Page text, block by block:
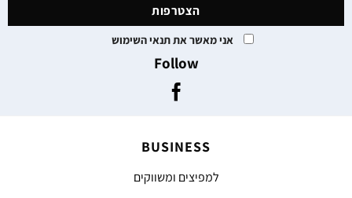
אני מאשר את תנאי השימוש
Follow
BUSINESS
למפיצים ומשווקים